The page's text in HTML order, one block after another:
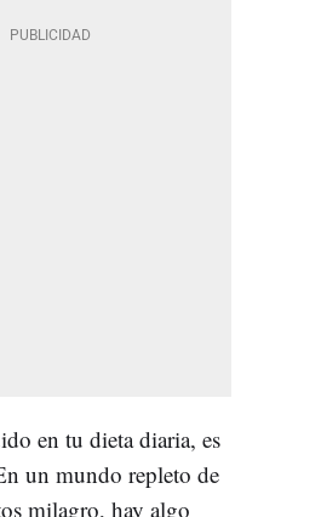
en tu dieta diaria, es
un mundo repleto de
milagro, hay algo